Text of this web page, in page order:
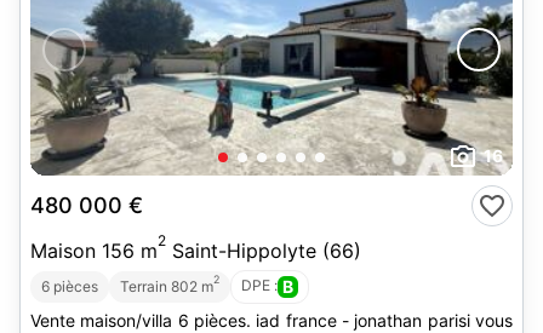
16
480 000 €
Maison 156 m2 Saint-Hippolyte (66)
6 pièces Terrain 802 m2 DPE : B
Vente maison/villa 6 pièces. iad france - jonathan parisi vous